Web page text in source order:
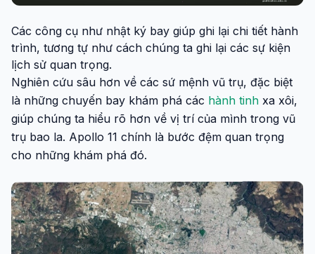
Các công cụ như nhật ký bay giúp ghi lại chi tiết hành
trình, tương tự như cách chúng ta ghi lại các sự kiện
lịch sử quan trọng.
Nghiên cứu sâu hơn về các sứ mệnh vũ trụ, đặc biệt
là những chuyến bay khám phá các hành tinh xa xôi,
giúp chúng ta hiểu rõ hơn về vị trí của mình trong vũ
trụ bao la. Apollo 11 chính là bước đệm quan trọng
cho những khám phá đó.